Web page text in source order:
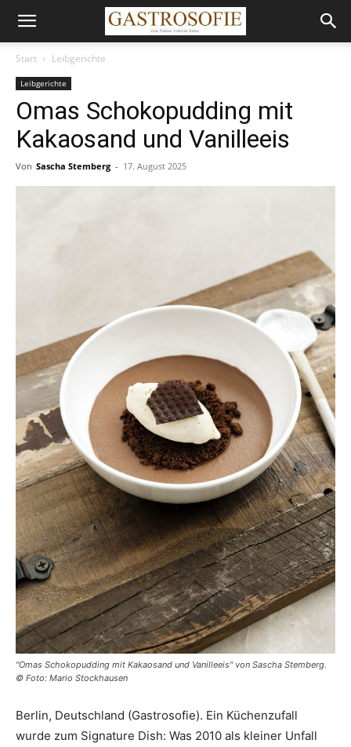
Start Leibgerichte
Leibgerichte
Omas Schokopudding mit
Kakaosand und Vanilleeis
Von Sascha Stemberg - 17. August 2025
"Omas Schokopudding mit Kakaosand und Vanilleeis" von Sascha Stemberg.
© Foto: Mario Stockhausen
Berlin, Deutschland (Gastrosofie). Ein Küchenzufall
wurde zum Signature Dish: Was 2010 als kleiner Unfall